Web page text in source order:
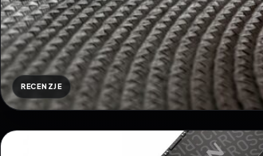
RECENZJE